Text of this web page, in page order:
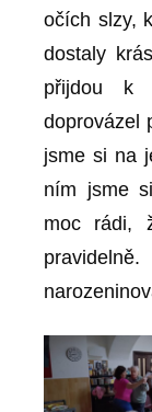
očích slzy,
dostaly
přijdou k
doprovázel
jsme si na
ním jsme
moc rádi,